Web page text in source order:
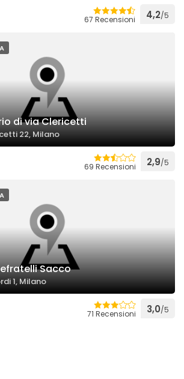
67 Recensioni 4,2/5
di via Clericetti
22, Milano
69 Recensioni 2,9/5
Sacco
1, Milano
71 Recensioni 3,0/5